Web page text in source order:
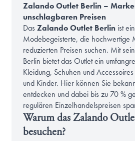
Zalando Outlet Berlin –
unschlagbaren Preisen
DasZalando Outlet Berlin ist
Modebegeisterte, die hochwertige
reduzierten Preisen suchen. Mit
Berlin bietet das Outlet ein
Kleidung, Schuhen und
und Kinder. Hier können Sie
entdecken und dabei bis zu 70 %
regulären Einzelhandelspreisen
Warum das Zalando
besuchen?